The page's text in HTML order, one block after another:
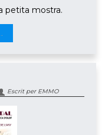
petita mostra.
Escrit per EMMO